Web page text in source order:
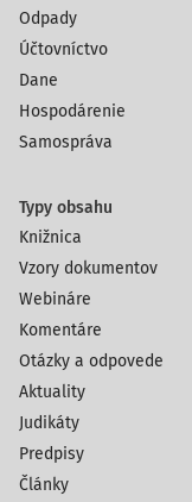
Odpady
Účtovníctvo
Dane
Hospodárenie
Samospráva
Typy obsahu
Knižnica
Vzory dokumentov
Webináre
Komentáre
Otázky a odpovede
Aktuality
Judikáty
Predpisy
Články